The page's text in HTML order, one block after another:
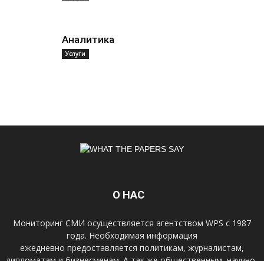
Аналитика
Услуги
О НАС
Мониторинг СМИ осуществляется агентством WPS с 1987
года. Необходимая информация
ежедневно предоставляется политикам, журналистам,